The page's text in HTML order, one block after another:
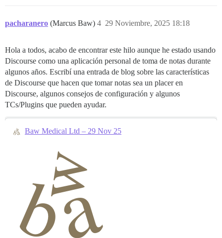
pacharanero (Marcus Baw) 29 Noviembre, 2025 18:18
4
Hola a todos, acabo de encontrar este hilo aunque he estado usando
Discourse como una aplicación personal de toma de notas durante
algunos años. Escribí una entrada de blog sobre las características
de Discourse que hacen que tomar notas sea un placer en
Discourse, algunos consejos de configuración y algunos
TCs/Plugins que pueden ayudar.
Baw Medical Ltd – 29 Nov 25